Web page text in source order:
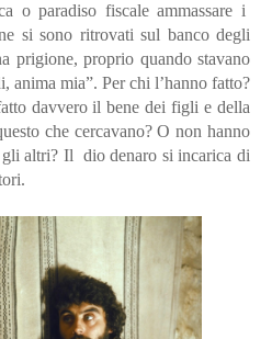
o paradiso fiscale ammassare i
si sono ritrovati sul banco degli
prigione, proprio quando stavano
anima mia”. Per chi l’hanno fatto?
davvero il bene dei figli e della
che cercavano? O non hanno
gli altri? Il dio denaro si incarica di